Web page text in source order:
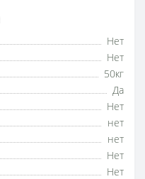
Нет
Нет
50кг
Да
Нет
нет
нет
Нет
Нет